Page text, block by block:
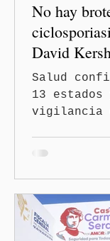
No hay
David
Salud
13
vigilancia
aseguró
existe un